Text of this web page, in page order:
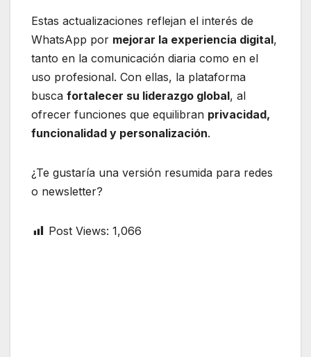
Estas actualizaciones reflejan el interés de
WhatsApp por mejorar la experiencia digital,
tanto en la comunicación diaria como en el
uso profesional. Con ellas, la plataforma
busca fortalecer su liderazgo global, al
ofrecer funciones que equilibran privacidad,
funcionalidad y personalización.
¿Te gustaría una versión resumida para redes
o newsletter?
Post Views: 1,066